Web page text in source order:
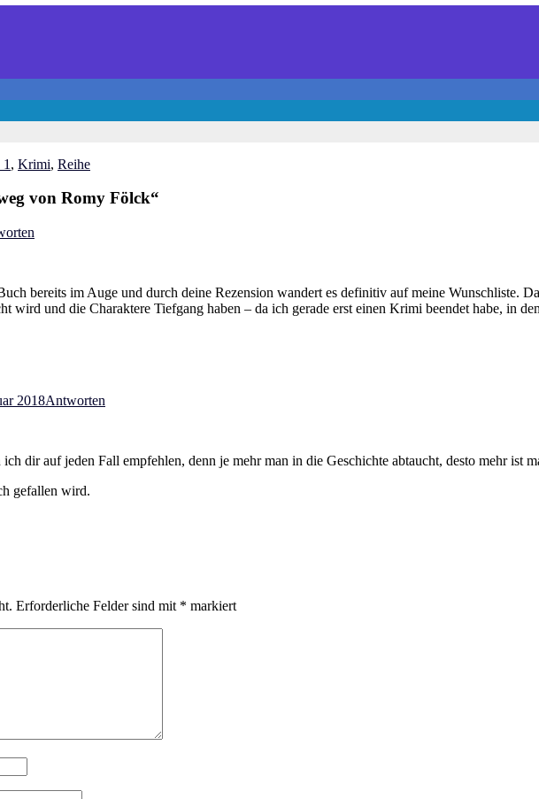
, Krimi, Reihe
von Romy Fölck“
bereits im Auge und durch deine Rezension wandert es definitiv auf meine Wunschliste.
wird und die Charaktere Tiefgang haben – da ich gerade erst einen Krimi beendet habe, in
2018Antworten
dir auf jeden Fall empfehlen, denn je mehr man in die Geschichte abtaucht, desto mehr ist
gefallen wird.
Erforderliche Felder sind mit * markiert